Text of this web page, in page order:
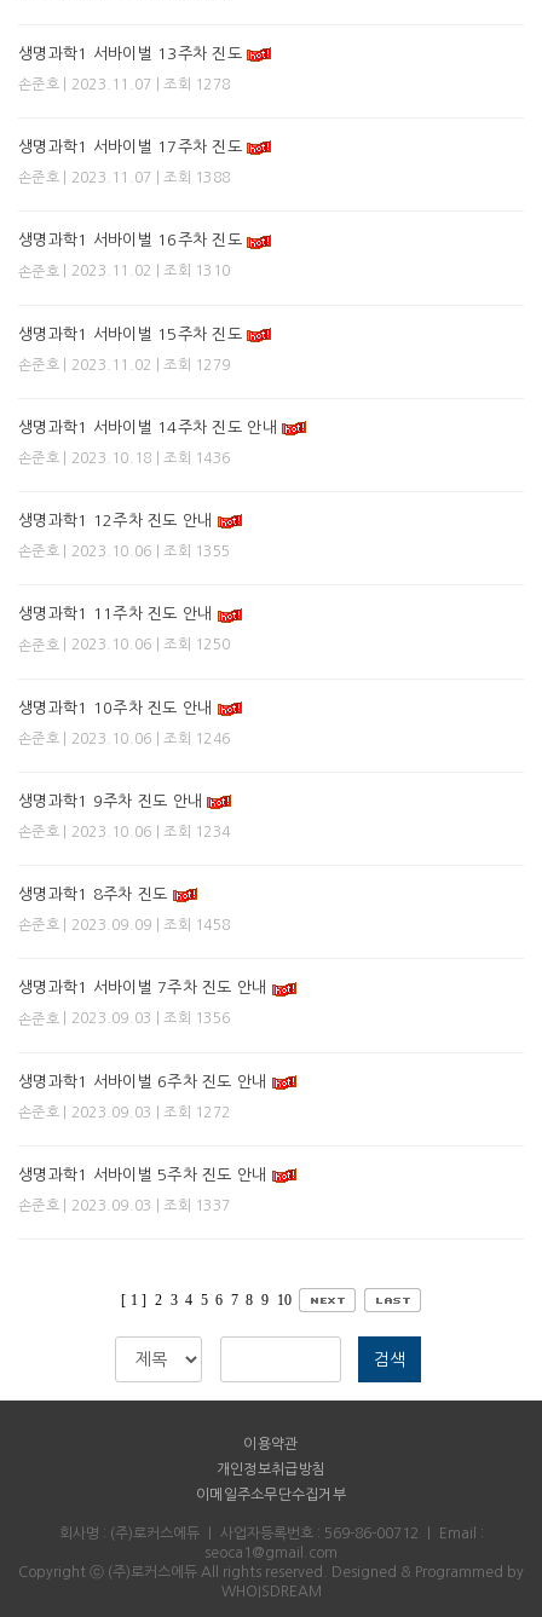
생명과학1 서바이벌 13주차 진도
손준호| 2023.11.07 | 조회 1278
생명과학1 서바이벌 17주차 진도
손준호| 2023.11.07 | 조회 1388
생명과학1 서바이벌 16주차 진도
손준호 | 2023.11.02 | 조회 1310
생명과학1 서바이벌 15주차 진도
손준호| 2023.11.02 | 조회 1279
생명과학1 서바이벌 14주차 진도 안내
손준호| 2023.10.18 | 조회 1436
생명과학1 12주차 진도 안내
손준호| 2023.10.06 | 조회 1355
생명과학1 11주차 진도 안내
손준호 | 2023.10.06 | 조회 1250
생명과학1 10주차 진도 안내
손준호| 2023.10.06 | 조회 1246
생명과학1 9주차 진도 안내
손준호| 2023.10.06 | 조회 1234
생명과학1 8주차 진도
손준호| 2023.09.09 | 조회 1458
생명과학1 서바이벌 7주차 진도 안내
손준호 | 2023.09.03 | 조회 1356
생명과학1 서바이벌 6주차 진도 안내
손준호| 2023.09.03 | 조회 1272
생명과학1 서바이벌 5주차 진도 안내
손준호| 2023.09.03 | 조회 1337
[ 1 ] 2 3 4 5 6 7 8 9 10
검색
이용약관
개인정보취급방침
이메일주소무단수집거부
회사명 : (주)로커스에듀｜ 사업자등록번호 : 569-86-00712
Email :
seoca1@gmail.com
Copyright ⓒ (주)로커스에듀 All rights reserved.
Designed & Programmed by
WHOISDREAM